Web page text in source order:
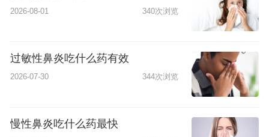
2026-08-01 340次浏览
过敏性鼻炎吃什么药有效
2026-07-30 344次浏览
慢性鼻炎吃什么药最快